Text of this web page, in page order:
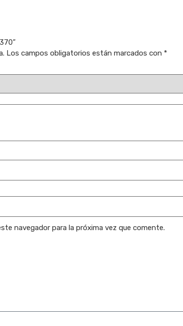
Los campos obligatorios están marcados con *
navegador para la próxima vez que comente.